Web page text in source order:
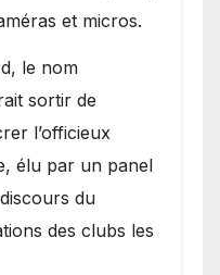
et micros.
le nom
sortir de
l’officieux
élu par un panel
du
des clubs les